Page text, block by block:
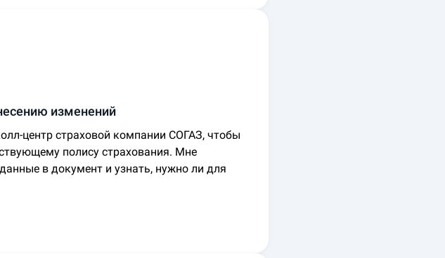
изменений
центр страховой компании СОГАЗ, чтобы
полису страхования. Мне
в документ и узнать, нужно ли для